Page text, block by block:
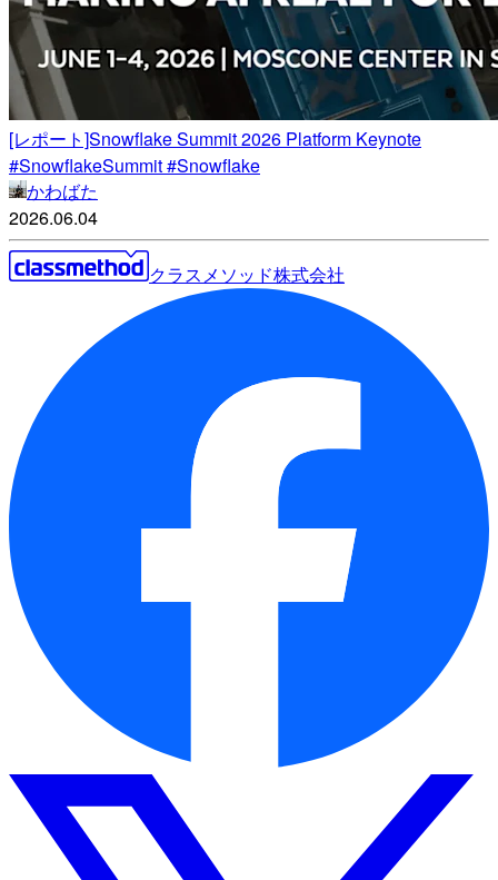
[レポート]Snowflake Summit 2026 Platform Keynote
#SnowflakeSummit #Snowflake
かわばた
2026.06.04
クラスメソッド株式会社